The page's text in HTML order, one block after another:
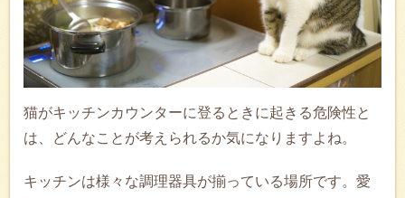
猫がキッチンカウンターに登るときに起きる危険性と
は、どんなことが考えられるか気になりますよね。
キッチンは様々な調理器具が揃っている場所です。愛